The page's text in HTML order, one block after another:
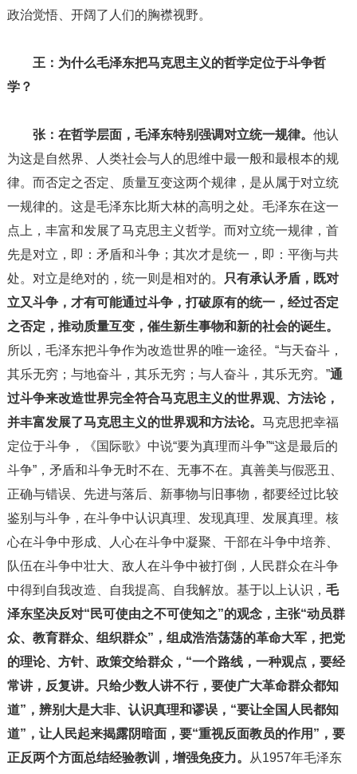
政治觉悟、开阔了人们的胸襟视野。
王：为什么毛泽东把马克思主义的哲学定位于斗争哲
学？
张： 在哲学层面，毛泽东特别强调对立统一规律。 他认
为这是自然界、人类社会与人的思维中最一般和最根本的规
律。而否定之否定、质量互变这两个规律，是从属于对立统
一规律的。这是毛泽东比斯大林的高明之处。毛泽东在这一
点上，丰富和发展了马克思主义哲学。而对立统一规律，首
先是对立，即：矛盾和斗争；其次才是统一，即：平衡与共
处。对立是绝对的，统一则是相对的。
只有承认矛盾，既对
立又斗争，才有可能通过斗争，打破原有的统一，经过否定
之否定，推动质量互变，催生新生事物和新的社会的诞生。
所以，毛泽东把斗争作为改造世界的唯一途径。“与天奋斗，
其乐无穷；与地奋斗，其乐无穷；与人奋斗，其乐无穷。”通
过斗争来改造世界完全符合马克思主义的世界观、方法论，
并丰富发展了马克思主义的世界观和方法论。 马克思把幸福
定位于斗争，《国际歌》中说“要为真理而斗争”“这是最后的
斗争”，矛盾和斗争无时不在、无事不在。真善美与假恶丑、
正确与错误、先进与落后、新事物与旧事物，都要经过比较
鉴别与斗争，在斗争中认识真理、发现真理、发展真理。核
心在斗争中形成、人心在斗争中凝聚、干部在斗争中培养、
队伍在斗争中壮大、敌人在斗争中被打倒，人民群众在斗争
中得到自我改造、自我提高、自我解放。基于以上认识， 毛
泽东坚决反对“民可使由之不可使知之”的观念，主张“动员群
众、教育群众、组织群众”，组成浩浩荡荡的革命大军，把党
的理论、方针、政策交给群众，“一个路线，一种观点，要经
常讲，反复讲。只给少数人讲不行，要使广大革命群众都知
道”，辨别大是大非、认识真理和谬误，“要让全国人民都知
道”，让人民起来揭露阴暗面，要“重视反面教员的作用”，要
正反两个方面总结经验教训，增强免疫力。
从1957年毛泽东